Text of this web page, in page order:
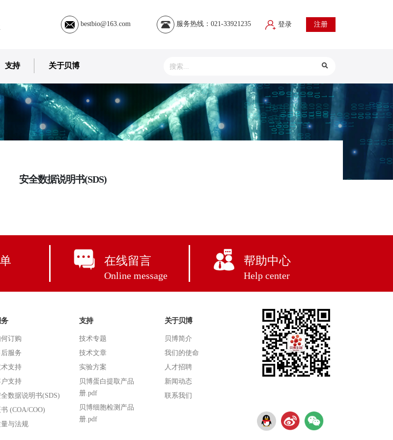
bestbio@163.com 服务热线：021-33921235 登录 注册
支持 关于贝博
安全数据说明书(SDS)
在线留言
Online message
帮助中心
Help center
务
订购
服务
支持
支持
数据说明书(SDS)
(COA/COO)
量与法规
支持
技术专题
技术文章
实验方案
贝博蛋白提取产品
册.pdf
贝博细胞检测产品
册.pdf
关于贝博
贝博简介
我们的使命
人才招聘
新闻动态
联系我们